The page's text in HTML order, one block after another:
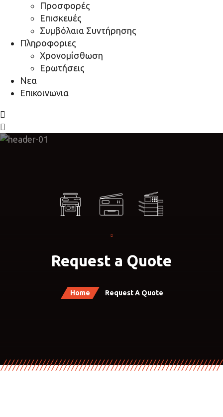
Προσφορές
Επισκευές
Συμβόλαια Συντήρησης
Πληροφοριες
Χρονομίσθωση
Ερωτήσεις
Νεα
Επικοινωνια
Request a Quote
Home Request A Quote